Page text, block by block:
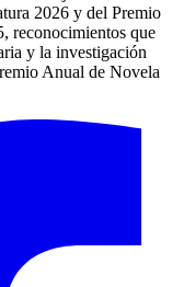
2026 y del Premio
reconocimientos que
y la investigación
Anual de Novela